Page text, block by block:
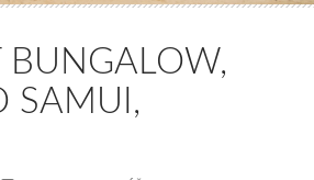
BUNGALOW,
SAMUI,